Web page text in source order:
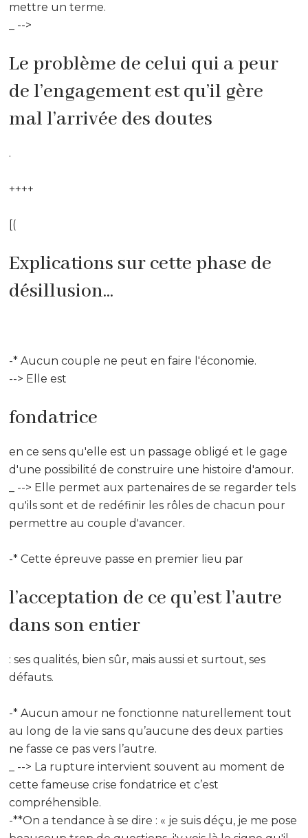
mettre un terme.
_ -->
Le problème de celui qui a peur
de l’engagement est qu’il gère
mal l’arrivée des doutes
.
++++
[(
Explications sur cette phase de
désillusion...
-* Aucun couple ne peut en faire l'économie.
--> Elle est
fondatrice
en ce sens qu'elle est un passage obligé et le gage
d'une possibilité de construire une histoire d'amour.
_ --> Elle permet aux partenaires de se regarder tels
qu'ils sont et de redéfinir les rôles de chacun pour
permettre au couple d'avancer.
-* Cette épreuve passe en premier lieu par
l’acceptation de ce qu’est l’autre
dans son entier
: ses qualités, bien sûr, mais aussi et surtout, ses
défauts.
-* Aucun amour ne fonctionne naturellement tout
au long de la vie sans qu’aucune des deux parties
ne fasse ce pas vers l’autre.
_ --> La rupture intervient souvent au moment de
cette fameuse crise fondatrice et c’est
compréhensible.
-**On a tendance à se dire : « je suis déçu, je me pose